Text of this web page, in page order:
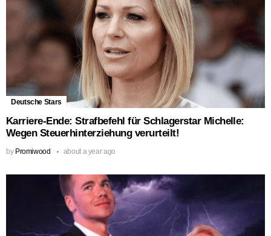
Deutsche Stars
Karriere-Ende: Strafbefehl für Schlagerstar Michelle:
Wegen Steuerhinterziehung verurteilt!
by Promiwood about a year ago